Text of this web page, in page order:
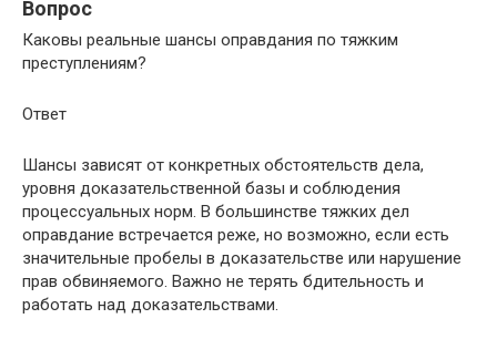
Вопрос
Каковы реальные шансы оправдания по тяжким
преступлениям?
Ответ
Шансы зависят от конкретных обстоятельств дела,
уровня доказательственной базы и соблюдения
процессуальных норм. В большинстве тяжких дел
оправдание встречается реже, но возможно, если есть
значительные пробелы в доказательстве или нарушение
прав обвиняемого. Важно не терять бдительность и
работать над доказательствами.